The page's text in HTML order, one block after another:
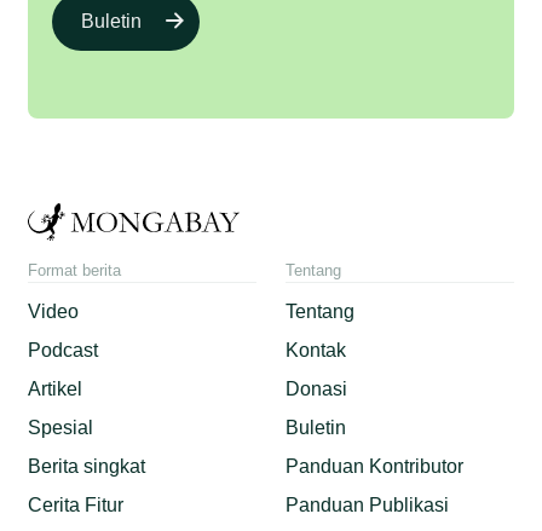
Buletin
Format berita
Video
Podcast
Artikel
Spesial
Berita singkat
Cerita Fitur
Tentang
Tentang
Kontak
Donasi
Buletin
Panduan Kontributor
Panduan Publikasi